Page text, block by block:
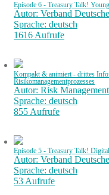
Episode 6 - Treasury Talk!
Autor: Verband
Sprache: deutsch
1616 Aufrufe
Kompakt & animiert - drittes
Risikomanagementprozesses
Autor: Risk Management
Sprache: deutsch
855 Aufrufe
Episode 5 - Treasury Talk!
Autor: Verband
Sprache: deutsch
53 Aufrufe